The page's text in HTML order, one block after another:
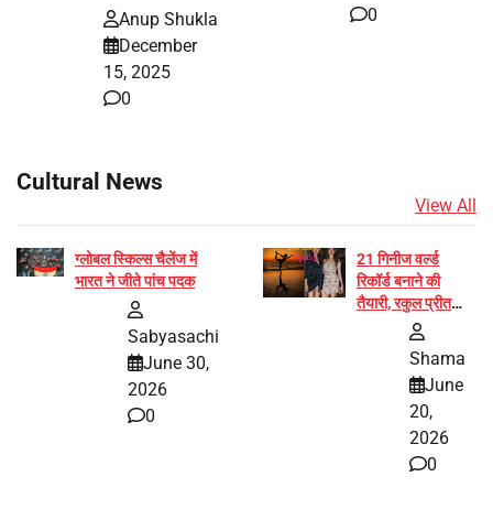
Anup Shukla
December
15, 2025
0
0
Cultural News
View All
ग्लोबल स्किल्स चैलेंज में
भारत ने जीते पांच पदक
Sabyasachi
June 30,
2026
0
21 गिनीज वर्ल्ड
रिकॉर्ड बनाने की
तैयारी, रकुल प्रीत
और प्रज्ञा जायसवाल
Shama
June
20,
2026
0